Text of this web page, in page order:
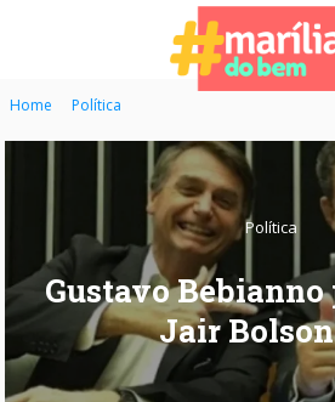
Home Política
Política
Gustavo Bebianno
Jair